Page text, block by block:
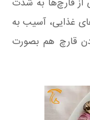
غذایی، آسیب به
قارچ هم بصورت